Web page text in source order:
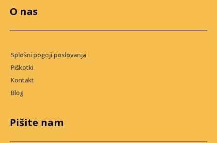
O nas
Splošni pogoji poslovanja
Piškotki
Kontakt
Blog
Pišite nam